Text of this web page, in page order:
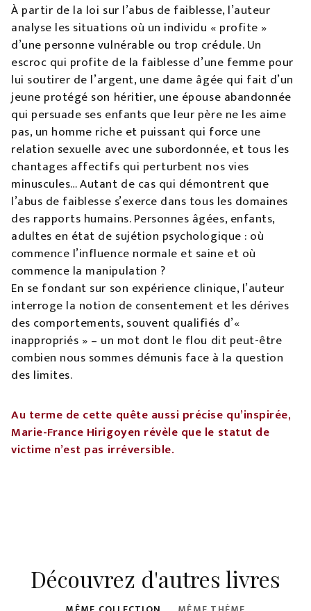
À partir de la loi sur l’abus de faiblesse, l’auteur
analyse les situations où un individu « profite »
d’une personne vulnérable ou trop crédule. Un
escroc qui profite de la faiblesse d’une femme pour
lui soutirer de l’argent, une dame âgée qui fait d’un
jeune protégé son héritier, une épouse abandonnée
qui persuade ses enfants que leur père ne les aime
pas, un homme riche et puissant qui force une
relation sexuelle avec une subordonnée, et tous les
chantages affectifs qui perturbent nos vies
minuscules… Autant de cas qui démontrent que
l’abus de faiblesse s’exerce dans tous les domaines
des rapports humains. Personnes âgées, enfants,
adultes en état de sujétion psychologique : où
commence l’influence normale et saine et où
commence la manipulation ?
En se fondant sur son expérience clinique, l’auteur
interroge la notion de consentement et les dérives
des comportements, souvent qualifiés d’«
inappropriés » – un mot dont le flou dit peut-être
combien nous sommes démunis face à la question
des limites.
Au terme de cette quête aussi précise qu’inspirée,
Marie-France Hirigoyen révèle que le statut de
victime n’est pas irréversible.
Découvrez d'autres livres